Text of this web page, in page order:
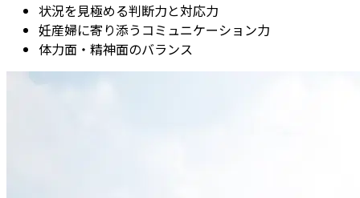
状況を見極める判断力と対応力
妊産婦に寄り添うコミュニケーション力
体力面・精神面のバランス